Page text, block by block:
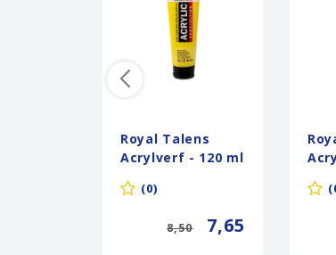
Royal Talens
Acrylverf - 120 ml
- Metallicgeel
831(0)
8,50 7,65
-
832